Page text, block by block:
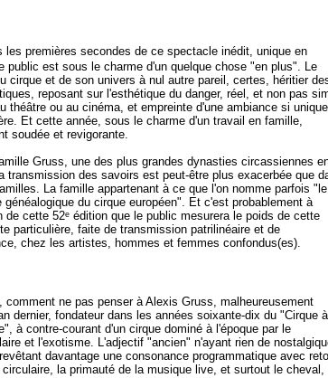
les premières secondes de ce spectacle inédit, unique en
public est sous le charme d'un quelque chose "en plus". Le
cirque et de son univers à nul autre pareil, certes, héritier
reposant sur l'esthétique du danger, réel, et non pas
théâtre ou au cinéma, et empreinte d'une ambiance si
Et cette année, sous le charme d'un travail en famille,
soudée et revigorante.
Gruss, une des plus grandes dynasties circassiennes
transmission des savoirs est peut-être plus exacerbée que
La famille appartenant à ce que l'on nomme parfois "le
généalogique du cirque européen". Et c'est probablement à
de cette 52ᵉ édition que le public mesurera le poids de cette
particulière, faite de transmission patrilinéaire et de
chez les artistes, hommes et femmes confondus(es).
comment ne pas penser à Alexis Gruss, malheureusement
dernier, fondateur dans les années soixante-dix du "Cirque à
à contre-courant d'un cirque dominé à l'époque par le
et l'exotisme. L'adjectif "ancien" n'ayant rien de
davantage une consonance programmatique avec
la primauté de la musique live, et surtout le cheval,